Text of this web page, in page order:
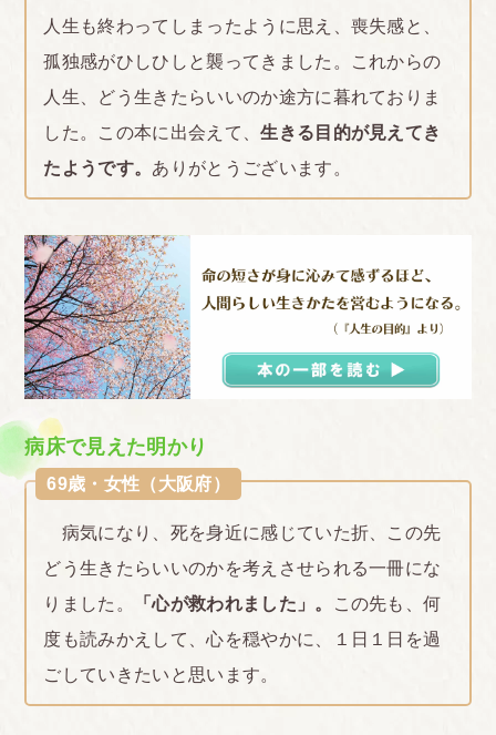
人生も終わってしまったように思え、喪失感と、
孤独感がひしひしと襲ってきました。これからの
人生、どう生きたらいいのか途方に暮れておりま
した。この本に出会えて、生きる目的が見えてき
たようです。 ありがとうございます。
病床で見えた明かり
69歳・女性（大阪府）
病気になり、死を身近に感じていた折、この先
どう生きたらいいのかを考えさせられる一冊にな
りました。
「心が救われました」。
この先も、何
度も読みかえして、心を穏やかに、１日１日を過
ごしていきたいと思います。